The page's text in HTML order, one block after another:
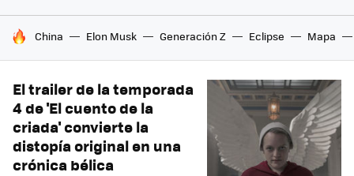
HOY SE HABLA DE
China Elon Musk Generación Z Eclipse Mapa
El trailer de la temporada
4 de 'El cuento de la
criada' convierte la
distopía original en una
crónica bélica